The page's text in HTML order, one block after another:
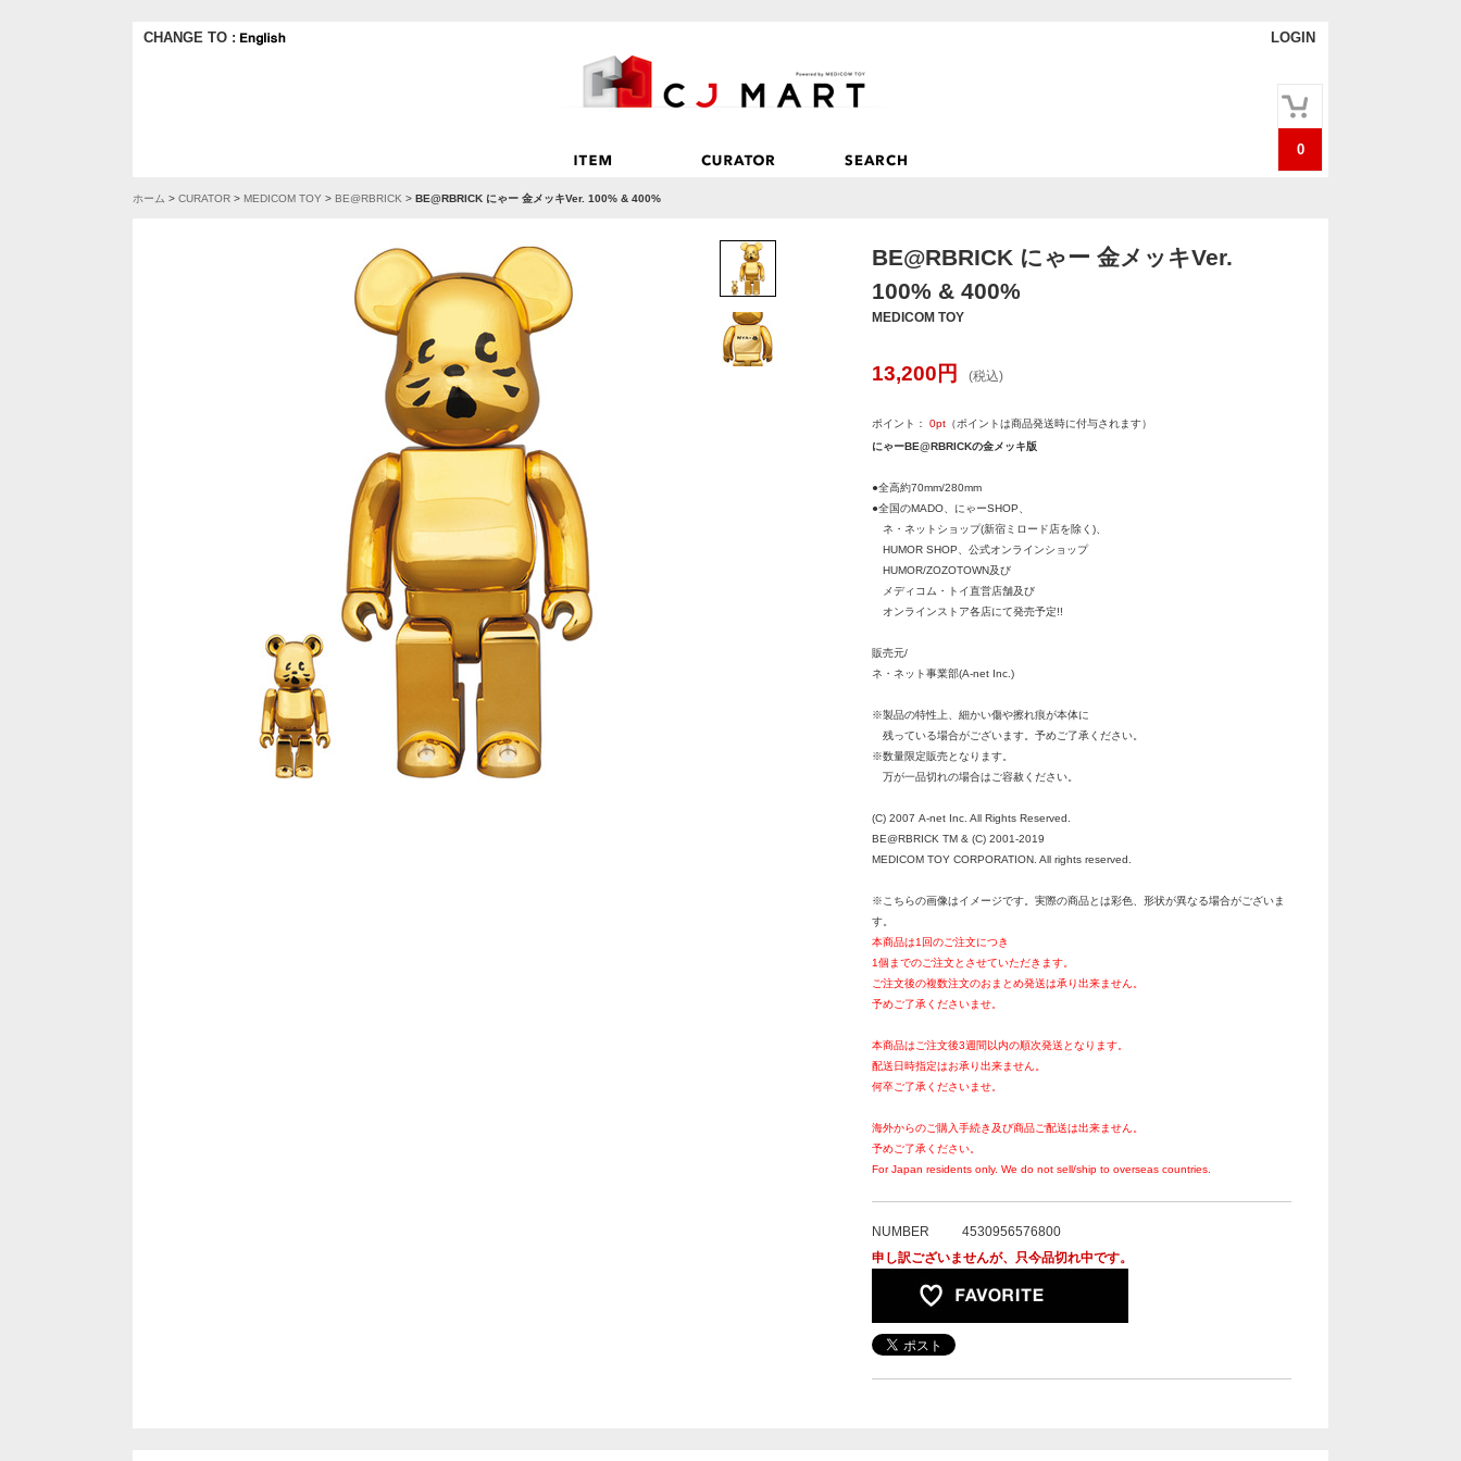
CHANGE TO : LOGIN
0
ホーム > CURATOR > MEDICOM TOY > BE@RBRICK > BE@RBRICK にゃー 金メッキVer. 100% & 400%
BE@RBRICK にゃー 金メッキVer.
100% & 400%
MEDICOM TOY
13,200 円 (税込)
ポイント： 0pt （ポイントは商品発送時に付与されます）
にゃーBE@RBRICKの金メッキ版
●全高約70mm/280mm
●全国のMADO、にゃーSHOP、
ネ・ネットショップ(新宿ミロード店を除く)、
HUMOR SHOP、公式オンラインショップ
HUMOR/ZOZOTOWN及び
メディコム・トイ直営店舗及び
オンラインストア各店にて発売予定!!
販売元/
ネ・ネット事業部(A-net Inc.)
※製品の特性上、細かい傷や擦れ痕が本体に
残っている場合がございます。予めご了承ください。
※数量限定販売となります。
万が一品切れの場合はご容赦ください。
(C) 2007 A-net Inc. All Rights Reserved.
BE@RBRICK TM & (C) 2001-2019
MEDICOM TOY CORPORATION. All rights reserved.
※こちらの画像はイメージです。実際の商品とは彩色、形状が異なる場合がございま
す。
本商品は1回のご注文につき
1個までのご注文とさせていただきます。
ご注文後の複数注文のおまとめ発送は承り出来ません。
予めご了承くださいませ。
本商品はご注文後3週間以内の順次発送となります。
配送日時指定はお承り出来ません。
何卒ご了承くださいませ。
海外からのご購入手続き及び商品ご配送は出来ません。
予めご了承ください。
For Japan residents only. We do not sell/ship to overseas countries.
NUMBER
4530956576800
申し訳ございませんが、只今品切れ中です。